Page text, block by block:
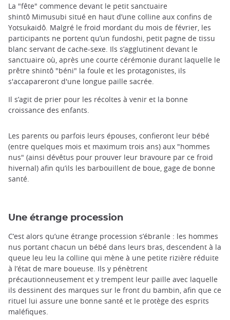
La "fête" commence devant le petit sanctuaire
shintô Mimusubi situé en haut d’une colline aux confins de
Yotsukaidô. Malgré le froid mordant du mois de février, les
participants ne portent qu’un fundoshi, petit pagne de tissu
blanc servant de cache-sexe. Ils s’agglutinent devant le
sanctuaire où, après une courte cérémonie durant laquelle le
prêtre shintô "béni" la foule et les protagonistes, ils
s'accapareront d'une longue paille sacrée.
Il s’agit de prier pour les récoltes à venir et la bonne
croissance des enfants.
Les parents ou parfois leurs épouses, confieront leur bébé
(entre quelques mois et maximum trois ans) aux "hommes
nus" (ainsi dévêtus pour prouver leur bravoure par ce froid
hivernal) afin qu’ils les barbouillent de boue, gage de bonne
santé.
Une étrange procession
C’est alors qu’une étrange procession s’ébranle : les hommes
nus portant chacun un bébé dans leurs bras, descendent à la
queue leu leu la colline qui mène à une petite rizière réduite
à l’état de mare boueuse. Ils y pénètrent
précautionneusement et y trempent leur paille avec laquelle
ils dessinent des marques sur le front du bambin, afin que ce
rituel lui assure une bonne santé et le protège des esprits
maléfiques.